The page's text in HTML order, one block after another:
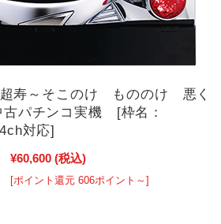
寿～そこのけ もののけ 悪く
古パチンコ実機 [枠名：
対応]
¥60,600 (税込)
[ポイント還元 606ポイント～]